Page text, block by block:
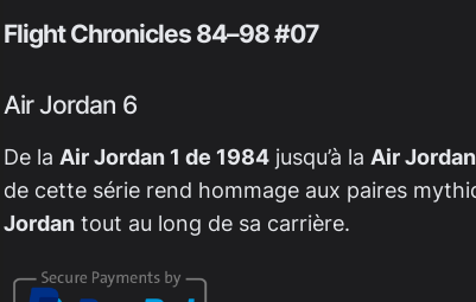
Flight Chronicles 84–98 #07
Air Jordan 6
De la Air Jordan 1 de 1984 jusqu’à la Air
de cette série rend hommage aux paires
Jordan tout au long de sa carrière.